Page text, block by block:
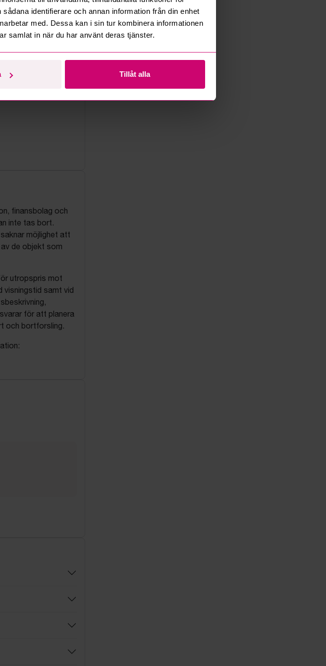
identifierare och annan information från din enhet
med. Dessa kan i sin tur kombinera informationen
samlat in när du har använt deras tjänster.
Tillåt alla
finansbolag och
inte tas bort.
möjlighet att
de objekt som
utropspris mot
visningstid samt vid
för att planera
och bortforsling.